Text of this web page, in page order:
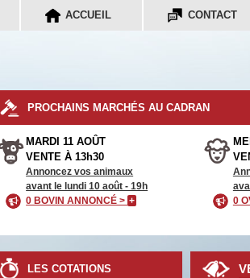
ACCUEIL CONTACT
PROCHAINS MARCHÉS AU CADRAN
MARDI 11 AOÛT
VENTE À 13h30
Annoncez vos animaux
avant le lundi 10 août - 19h
0 BOVIN ANNONCÉ >+
0
LES COTATIONS